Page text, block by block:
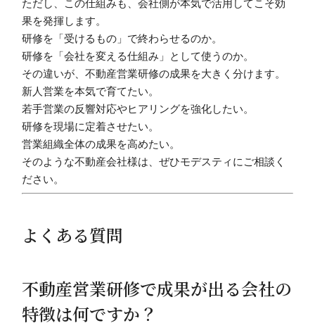
ただし、この仕組みも、会社側が本気で活用してこそ効
果を発揮します。
研修を「受けるもの」で終わらせるのか。
研修を「会社を変える仕組み」として使うのか。
その違いが、不動産営業研修の成果を大きく分けます。
新人営業を本気で育てたい。
若手営業の反響対応やヒアリングを強化したい。
研修を現場に定着させたい。
営業組織全体の成果を高めたい。
そのような不動産会社様は、ぜひモデスティにご相談く
ださい。
よくある質問
不動産営業研修で成果が出る会社の
特徴は何ですか？